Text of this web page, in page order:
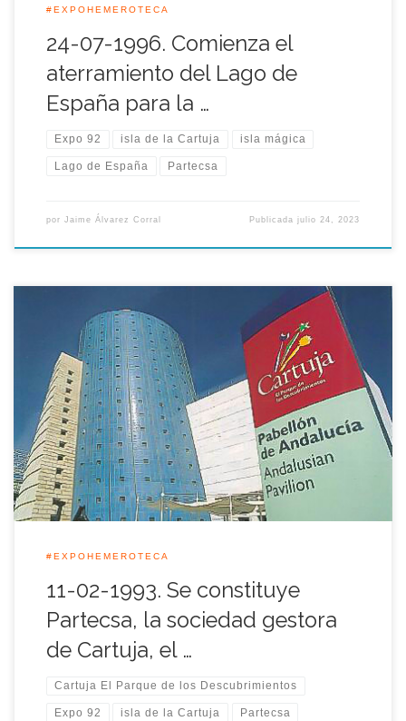
#EXPOHEMEROTECA
24-07-1996. Comienza el
aterramiento del Lago de
España para la …
Expo 92 isla de la Cartuja isla mágica
Lago de España Partecsa
por Jaime Álvarez Corral Publicadajulio 24, 2023
Aquel día de 1993 se constituyó el consejo de administración
de la empresa que gestionó el primer parque temático de la
Isla de la Cartuja, Partecsa, con Cartuja, el Parque de los
Descubrimientos. El Consejo de Administración de Partecsa, la
empresa que gestionaría aquellas dos temporadas del primer
parque temático […]
#EXPOHEMEROTECA
11-02-1993. Se constituye
Partecsa, la sociedad gestora
de Cartuja, el …
Cartuja El Parque de los Descubrimientos
Expo 92 isla de la Cartuja Partecsa